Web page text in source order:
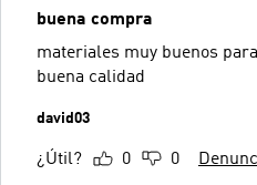
buena compra
materiales muy buenos
buena calidad
david03
¿Útil? 0 0